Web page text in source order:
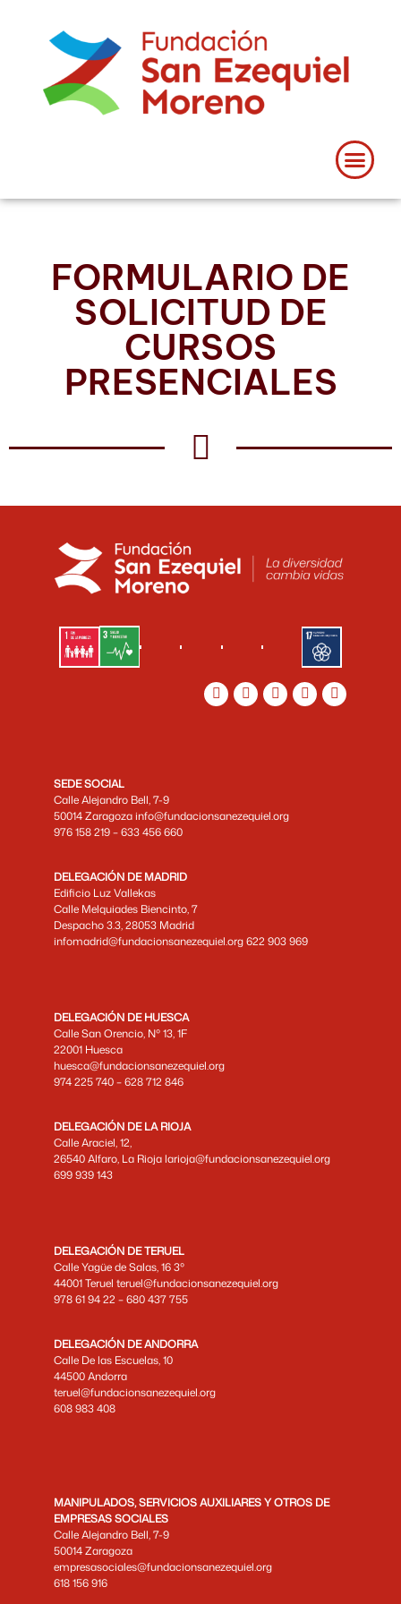
FORMULARIO DE
SOLICITUD DE
CURSOS
PRESENCIALES
SEDE SOCIAL
Calle Alejandro Bell, 7-9
50014 Zaragoza info@fundacionsanezequiel.org
976 158 219 – 633 456 660
DELEGACIÓN DE MADRID
Edificio Luz Vallekas
Calle Melquiades Biencinto, 7
Despacho 3.3, 28053 Madrid
infomadrid@fundacionsanezequiel.org 622 903 969
DELEGACIÓN DE HUESCA
Calle San Orencio, Nº 13, 1F
22001 Huesca
huesca@fundacionsanezequiel.org
974 225 740 – 628 712 846
DELEGACIÓN DE LA RIOJA
Calle Araciel, 12,
26540 Alfaro, La Rioja larioja@fundacionsanezequiel.org
699 939 143
DELEGACIÓN DE TERUEL
Calle Yagüe de Salas, 16 3º
44001 Teruel teruel@fundacionsanezequiel.org
978 61 94 22 – 680 437 755
DELEGACIÓN DE ANDORRA
Calle De las Escuelas, 10
44500 Andorra
teruel@fundacionsanezequiel.org
608 983 408
MANIPULADOS, SERVICIOS AUXILIARES Y OTROS DE
EMPRESAS SOCIALES
Calle Alejandro Bell, 7-9
50014 Zaragoza
empresasociales@fundacionsanezequiel.org
618 156 916